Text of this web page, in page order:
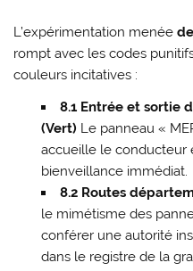
L’expérimentation menée
rompt avec les codes
couleurs incitatives :
8.1 Entrée et sortie
(Vert) Le panneau «
accueille le conducteur
bienveillance immédiat.
8.2 Routes
le mimétisme des
conférer une autorité
dans le registre de la